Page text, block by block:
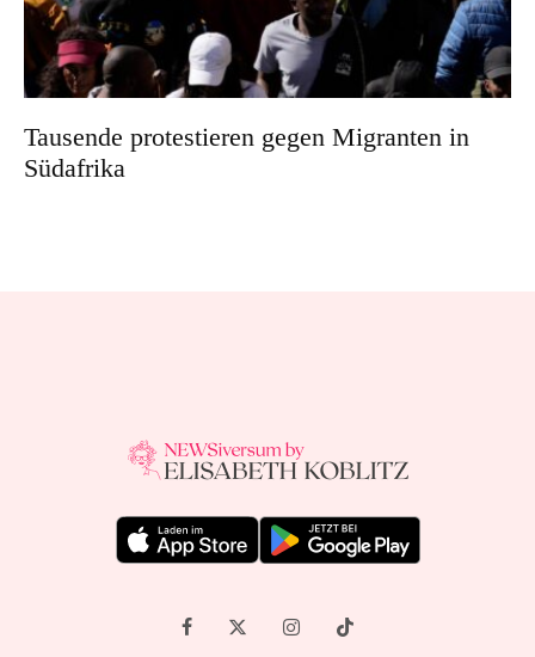
Tausende protestieren gegen Migranten in
Südafrika